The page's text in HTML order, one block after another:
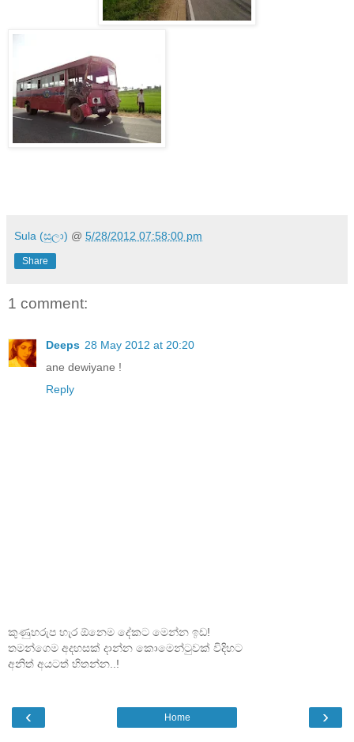
Sula (සුලා) @ 5/28/2012 07:58:00 pm
Share
1 comment:
Deeps 28 May 2012 at 20:20
ane dewiyane !
Reply
කුණුහරුප හැර ඕනෙම දේකට මෙන්න ඉඩ!
තමන්ගෙම අදහසක් දාන්න කොමෙන්ටුවක් විදිහට
අනිත් අයටත් හිතන්න..!
‹ ›
Home